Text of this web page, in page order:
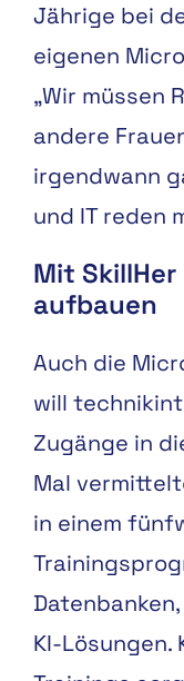
Jährige bei
eigenen
„Wir müssen
andere
irgendwann
und IT reden
Mit
aufbauen
Auch die
will
Zugänge in
Mal
in einem
KI-Lösungen.